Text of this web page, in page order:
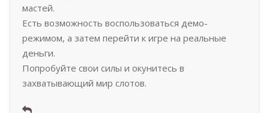
мастей.
Есть возможность воспользоваться демо-
режимом, а затем перейти к игре на реальные
деньги.
Попробуйте свои силы и окунитесь в
захватывающий мир слотов.